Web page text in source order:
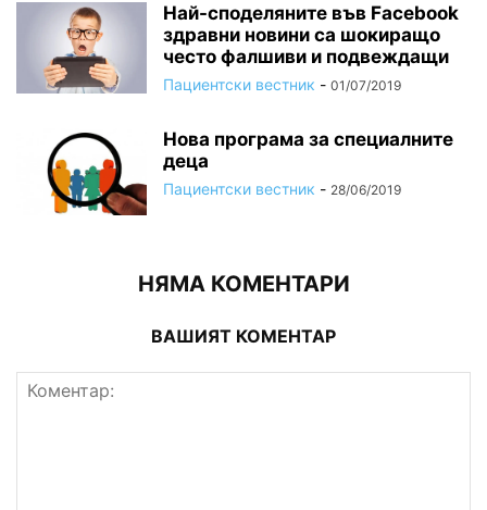
Най-споделяните във Facebook
здравни новини са шокиращо
често фалшиви и подвеждащи
Пациентски вестник - 01/07/2019
Нова програма за специалните
деца
Пациентски вестник - 28/06/2019
НЯМА КОМЕНТАРИ
ВАШИЯТ КОМЕНТАР